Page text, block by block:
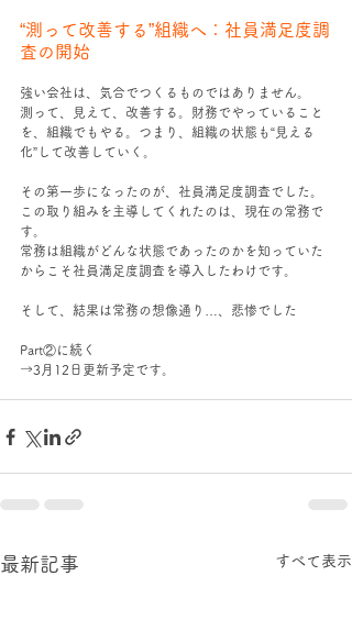
“測って改善する”組織へ：社員満足度調
査の開始
強い会社は、気合でつくるものではありません。
測って、見えて、改善する。財務でやっていること
を、組織でもやる。つまり、組織の状態も“見える
化”して改善していく。
その第一歩になったのが、社員満足度調査でした。
この取り組みを主導してくれたのは、現在の常務で
す。
常務は組織がどんな状態であったのかを知っていた
からこそ社員満足度調査を導入したわけです。
そして、結果は常務の想像通り…、悲惨でした
Part②に続く
→3月12日更新予定です。
最新記事 すべて表示